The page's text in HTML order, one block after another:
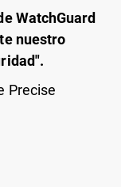
WatchGuard
nuestro
Precise